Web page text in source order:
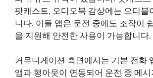
팟캐스트, 오디오북 감상에는 오디블
니다. 이들 앱은 운전 중에도 조작이
을 지원해 안전한 사용이 가능합니다.
커뮤니케이션 측면에서는 기본 전화
앱과 행아웃이 연동되어 운전 중 메